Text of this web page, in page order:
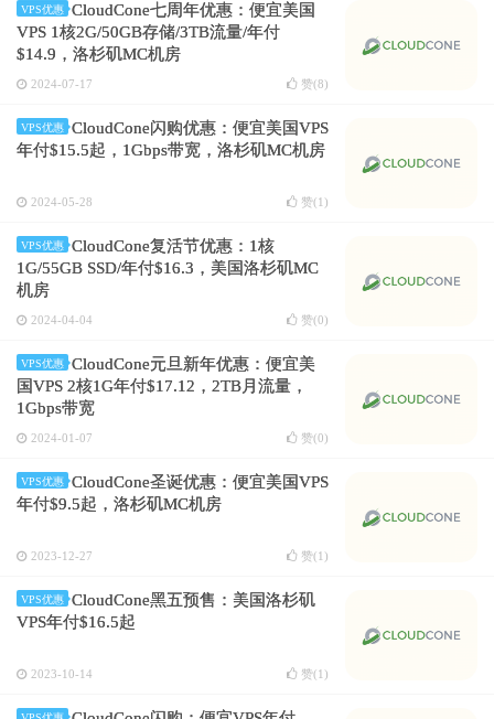
VPS优惠
CloudCone七周年优惠：便宜美国
VPS 1核2G/50GB存储/3TB流量/年付
$14.9，洛杉矶MC机房
2024-07-17 赞(8)
VPS优惠
CloudCone闪购优惠：便宜美国VPS
年付$15.5起，1Gbps带宽，洛杉矶MC机房
2024-05-28 赞(1 )
VPS优惠
CloudCone复活节优惠：1核
1G/55GB SSD/年付$16.3，美国洛杉矶MC
机房
2024-04-04 赞(0)
VPS优惠
CloudCone元旦新年优惠：便宜美
国VPS 2核1G年付$17.12，2TB月流量，
1Gbps带宽
2024-01-07 赞(0)
VPS优惠
CloudCone圣诞优惠：便宜美国VPS
年付$9.5起，洛杉矶MC机房
2023-12-27 赞(1 )
VPS优惠
CloudCone黑五预售：美国洛杉矶
VPS年付$16.5起
2023-10-14 赞(1 )